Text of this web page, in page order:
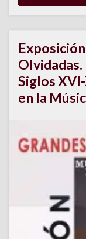
Siglos
en la